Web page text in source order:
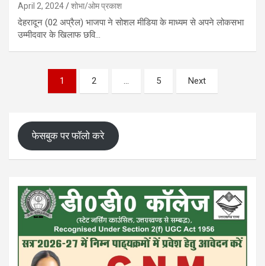
April 2, 2024 शोभा/ओम प्रकाश
देहरादून (02 अप्रैल) भाजपा ने सोशल मीडिया के माध्यम से अपने लोकसभा
उम्मीदवार के खिलाफ छवि…
pagination
1 2 5 Next
फेसबुक पर फॉलो करे